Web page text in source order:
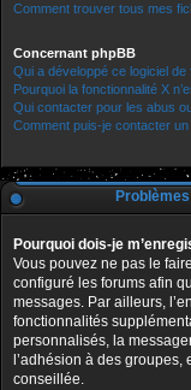
Comment trouver tous mes
Concernant phpBB
Qui a développé ce logiciel de
Pourquoi la fonctionnalité X
Qui contacter pour les abus
Comment puis-je contacter
Pourquoi dois-je
Vous pouvez ne pas le
configuré les forums afin
messages. Par ailleurs,
fonctionnalités
personnalisés, la
l’adhésion à des groupes,
conseillée.